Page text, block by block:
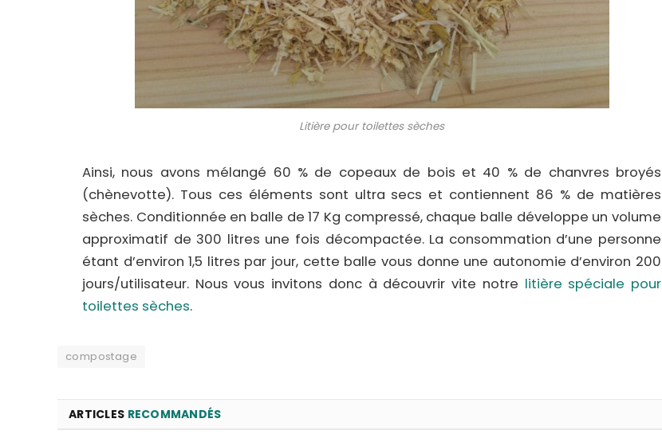
Litière pour toilettes sèches
Ainsi, nous avons mélangé 60 % de copeaux de bois et 40 % de chanvres broyés
(chènevotte). Tous ces éléments sont ultra secs et contiennent 86 % de matières
sèches. Conditionnée en balle de 17 Kg compressé, chaque balle développe un volume
approximatif de 300 litres une fois décompactée. La consommation d’une personne
étant d’environ 1,5 litres par jour, cette balle vous donne une autonomie d’environ 200
jours/utilisateur. Nous vous invitons donc à découvrir vite notre litière spéciale pour
toilettes sèches.
compostage
ARTICLES RECOMMANDÉS